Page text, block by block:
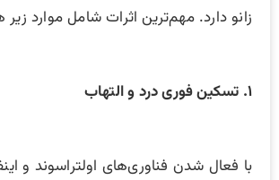
زانو دارد. مهم‌ترین اثرات شامل موارد
۱. تسکین فوری درد و التهاب
با فعال شدن فناوری‌های اولتراسوند و